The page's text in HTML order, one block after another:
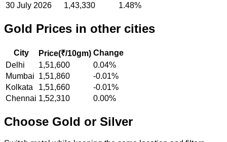
30 July 2026
1,43,330 1.48%
Gold Prices in other cities
City Price(₹/10gm) Change
Delhi
1,51,600
0.04%
Mumbai 1,51,860
-0.01%
Kolkata
1,51,660
-0.01%
Chennai 1,52,310 0.00%
Choose Gold or Silver